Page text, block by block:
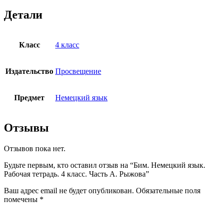
Детали
Класс 4 класс
Издательство Просвещение
Предмет Немецкий язык
Отзывы
Отзывов пока нет.
Будьте первым, кто оставил отзыв на “Бим. Немецкий язык.
Рабочая тетрадь. 4 класс. Часть А. Рыжова”
Ваш адрес email не будет опубликован. Обязательные поля
помечены *